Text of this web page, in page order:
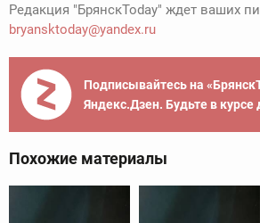
Редакция "БрянскToday" ждет ваших
bryansktoday@yandex.ru
Подписывайтесь на
Яндекс.Дзен. Будьте в
Похожие материалы